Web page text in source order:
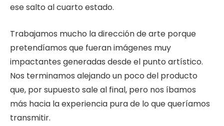
ese salto al cuarto estado.
Trabajamos mucho la dirección de arte porque
pretendíamos que fueran imágenes muy
impactantes generadas desde el punto artístico.
Nos terminamos alejando un poco del producto
que, por supuesto sale al final, pero nos íbamos
más hacia la experiencia pura de lo que queríamos
transmitir.